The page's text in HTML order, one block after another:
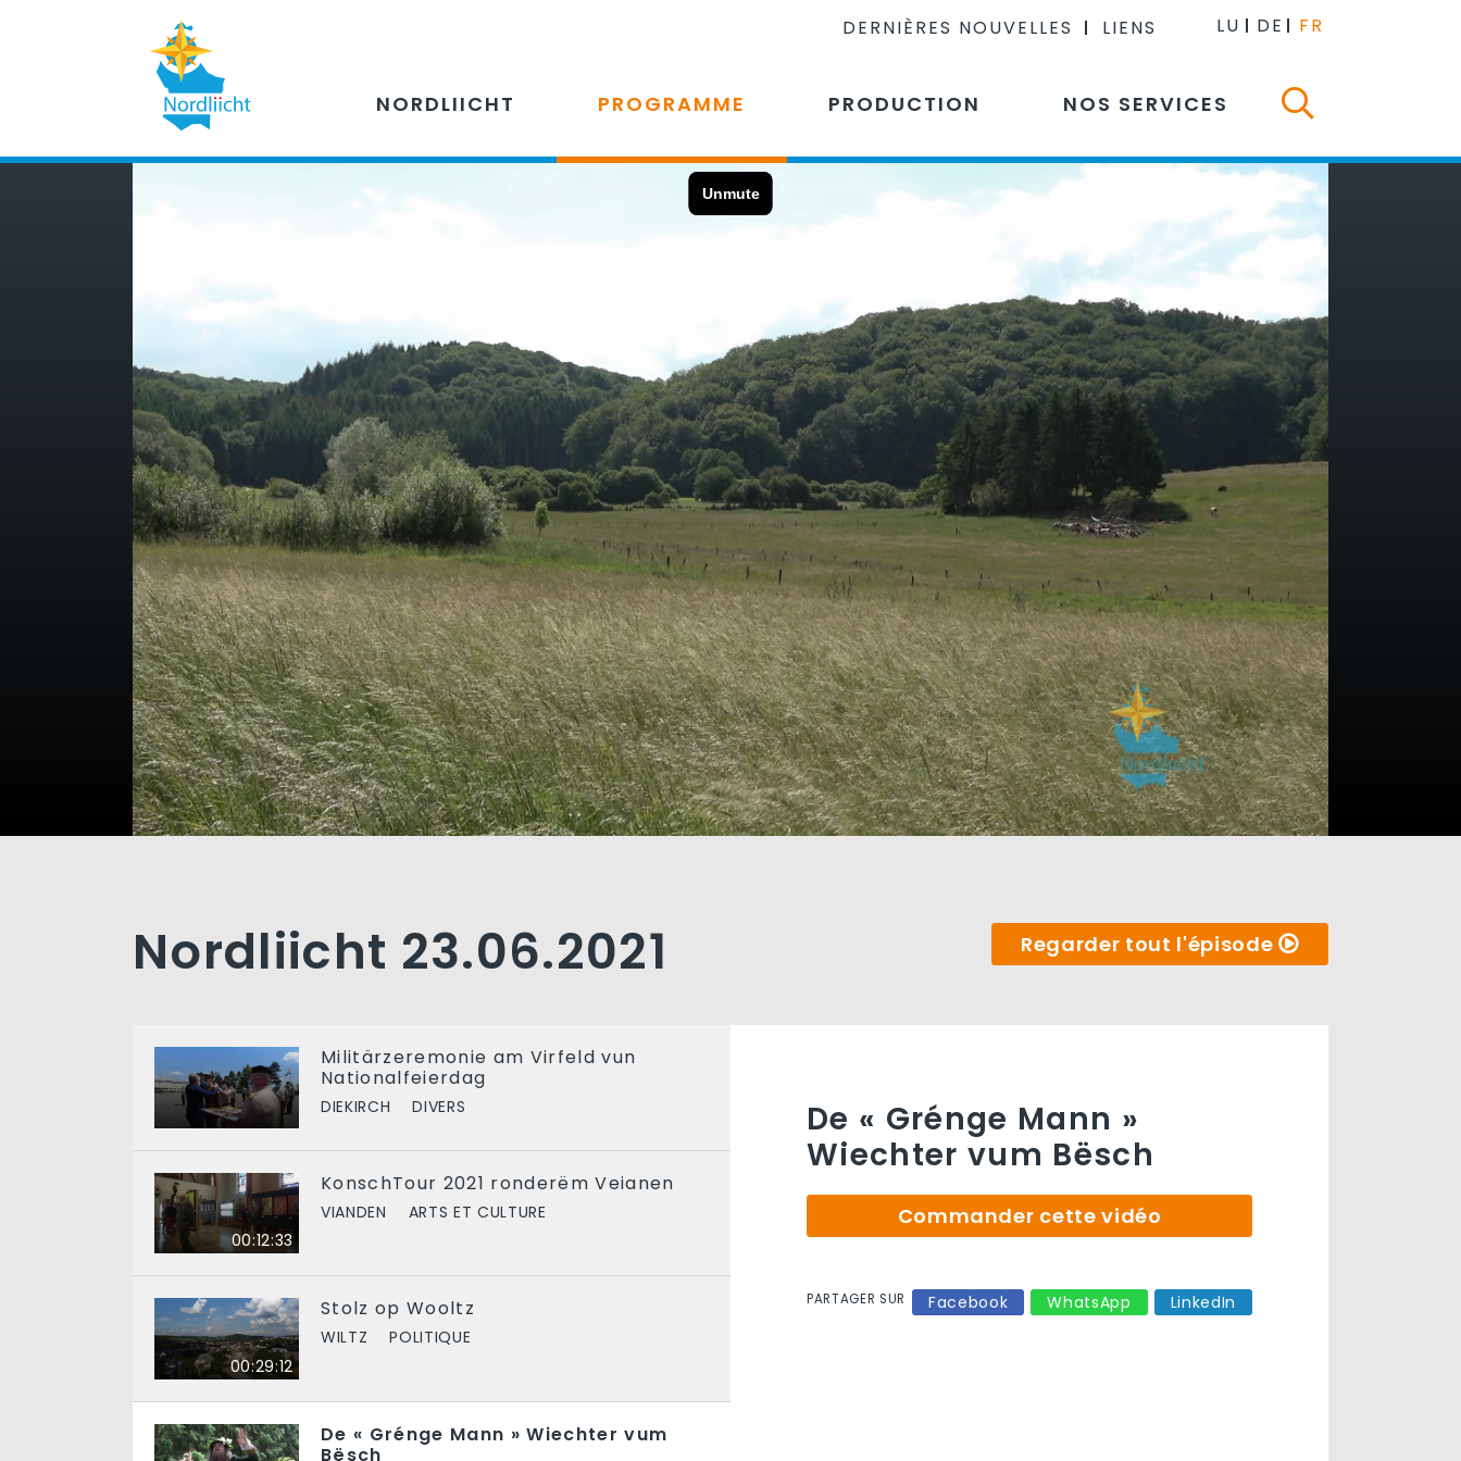
DERNIÈRES NOUVELLES LIENS LU DE FR
NORDLIICHT PROGRAMME PRODUCTION NOS SERVICES
Nordliicht 23.06.2021 Regarder tout l'épisode
Militärzeremonie am Virfeld vun
Nationalfeierdag
DIEKIRCH DIVERS
00:12:33
KonschTour 2021 ronderëm Veianen
VIANDEN ARTS ET CULTURE
00:29:12
Stolz op Wooltz
WILTZ POLITIQUE
De « Grénge Mann » Wiechter vum
Bësch
De « Grénge Mann »
Wiechter vum Bësch
Commander cette vidéo
PARTAGER SUR Facebook WhatsApp LinkedIn